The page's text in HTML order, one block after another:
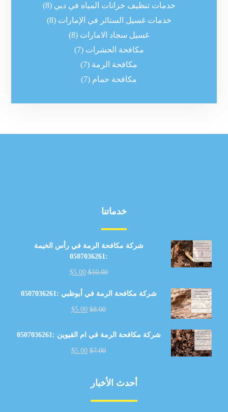
خدمات تنظيف خزانات المياه في دبي (8)
خدمات غسيل الستائر في الإمارات (8)
غسيل سجاد الامارات (8)
مكافحة الحشرات (7)
مكافحة الرمة (7)
مكافحة حمام (7)
خدماتنا
شركة مكافحة الرمة في رأس الخيمة
:0507036261
$10.00
$5.00
شركة مكافحة الرمة في أبوظبي :0507036261
$8.00
$5.00
شركة مكافحة الرمة في ام القيوين :0507036261
$7.00
$5.00
أحدث الأخبار